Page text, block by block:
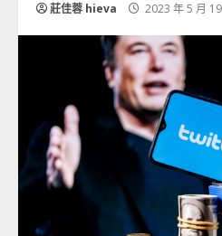
莊佳蓉 hieva 2023 年 5 月